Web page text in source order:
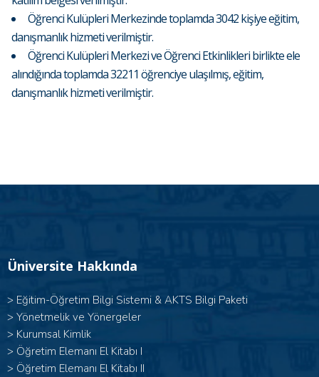
Öğrenci Kulüpleri Merkezinde toplamda 3042 kişiye eğitim,
danışmanlık hizmeti verilmiştir.
Öğrenci Kulüpleri Merkezi ve Öğrenci Etkinlikleri birlikte ele
alındığında toplamda 32211 öğrenciye ulaşılmış, eğitim,
danışmanlık hizmeti verilmiştir.
Üniversite Hakkında
> Eğitim-Öğretim Bilgi Sistemi & AKTS Bilgi Paketi
> Yönetmelik ve Yönergeler
> Kurumsal Kimlik
> Öğretim Elemanı El Kitabı I
> Öğretim Elemanı El Kitabı II